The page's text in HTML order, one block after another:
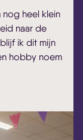
nog heel klein
naar de
ik dit mijn
hobby noem